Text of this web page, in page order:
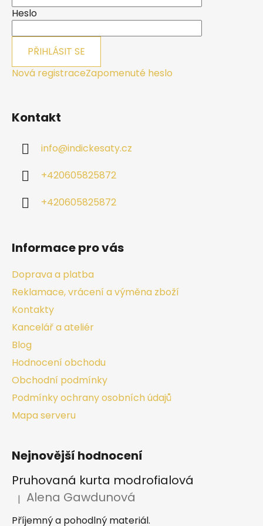
Heslo
PŘIHLÁSIT SE
Nová registraceZapomenuté heslo
Kontakt
info@indickesaty.cz
+420605825872
+420605825872
Informace pro vás
Doprava a platba
Reklamace, vrácení a výměna zboží
Kontakty
Kancelář a ateliér
Blog
Hodnocení obchodu
Obchodní podmínky
Podmínky ochrany osobních údajů
Mapa serveru
Nejnovější hodnocení
Pruhovaná kurta modrofialová
Hodnocení produktu je 5 z 5 hvězdiček.
| Alena Gawdunová
Příjemný a pohodlný materiál.